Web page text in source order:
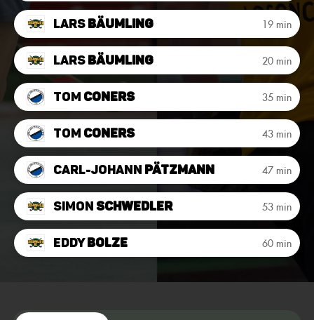
LarsBäumling 19 min
LarsBäumling 20 min
Tom Coners 35 min
Tom Coners 43 min
Carl-Johann Pätzmann 47 min
SimonSchwedler 53 min
EddyBolze 60 min